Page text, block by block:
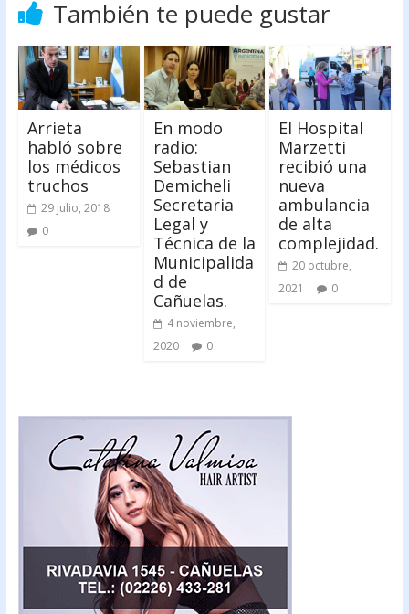
También te puede gustar
Arrieta
habló sobre
los médicos
truchos
29 julio, 2018
0
En modo
radio:
Sebastian
Demicheli
Secretaria
Legal y
Técnica de la
Municipalida
d de
Cañuelas.
4 noviembre,
2020
0
El Hospital
Marzetti
recibió una
nueva
ambulancia
de alta
complejidad.
20 octubre,
2021
0